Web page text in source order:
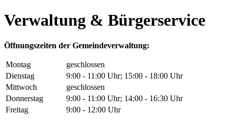
Verwaltung & Bürgerservice
Öffnungszeiten der Gemeindeverwaltung:
Montag
geschlossen
Dienstag
9:00 - 11:00 Uhr; 15:00 - 18:00 Uhr
Mittwoch
geschlossen
Donnerstag
9:00 - 11:00 Uhr; 14:00 - 16:30 Uhr
Freitag
9:00 - 12:00 Uhr